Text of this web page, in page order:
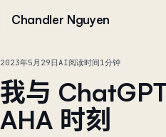
Chandler Nguyen
2023年5月29日AI阅读时间1分钟
我与
AHA 时刻